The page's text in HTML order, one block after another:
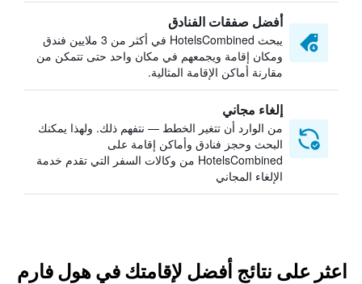
أفضل صفقات الفنادق
يبحث HotelsCombined في أكثر من 3 ملايين فندق
ومكان إقامة ويجمعهم في مكان واحد حتى تتمكن من
مقارنة أماكن الإقامة المثالية.
إلغاء مجاني
من الوارد أن تتغير الخطط — نتفهم ذلك. ولهذا يمكنك
البحث وحجز فنادق وأماكن إقامة على
HotelsCombined من وكالات السفر التي تقدم خدمة
الإلغاء المجاني
اعثر على نتائج أفضل لإقامتك في هول فارم